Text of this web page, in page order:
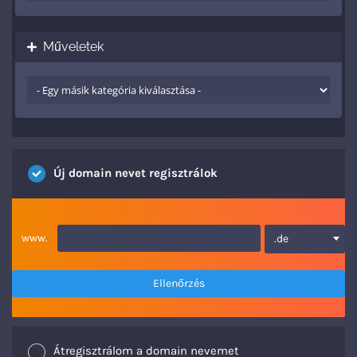
Műveletek
Új domain nevet regisztrálok
www. .de
Ellenőrzés
Átregisztrálom a domain nevemet